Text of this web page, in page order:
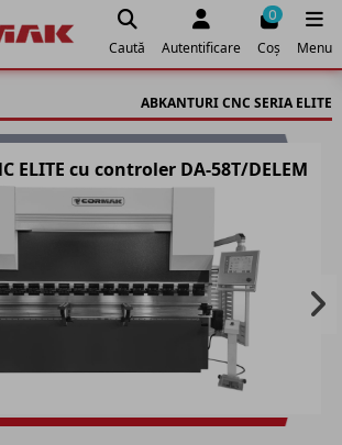
Caută Autentificare
0
Coș Menu
ABKANTURI CNC SERIA ELITE
ELITE cu controler DA-58T/DELEM